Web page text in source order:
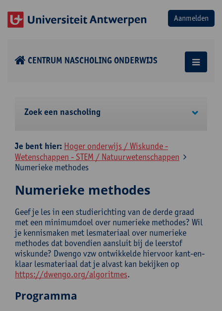
CENTRUM NASCHOLING ONDERWIJS
Zoek een nascholing
Je bent hier: Hoger onderwijs / Wiskunde -
Wetenschappen - STEM / Natuurwetenschappen
Numerieke methodes
Numerieke methodes
Geef je les in een studierichting van de derde graad
met een minimumdoel over numerieke methodes? Wil
je kennismaken met lesmateriaal over numerieke
methodes dat bovendien aansluit bij de leerstof
wiskunde? Dwengo vzw ontwikkelde hiervoor kant-en-
klaar lesmateriaal dat je alvast kan bekijken op
https://dwengo.org/algoritmes.
Programma